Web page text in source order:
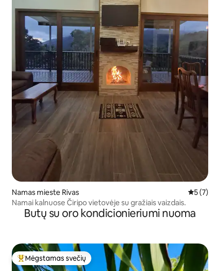
Namas mieste Rivas Vidutinis
5 (7)
Namai kalnuose Čiripo vietovėje su gražiais vaizdais.
Butų su oro kondicionieriumi nuoma
Svečių mėgstamiausias
Mėgstamas svečių